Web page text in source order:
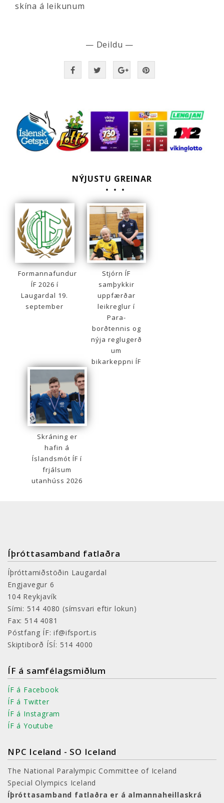
skína á leikunum
— Deildu —
NÝJUSTU GREINAR
Formannafundur
ÍF 2026 í
Laugardal 19.
september
Stjórn ÍF
samþykkir
uppfærðar
leikreglur í
Para-
borðtennis og
nýja reglugerð
um
bikarkeppni ÍF
Skráning er
hafin á
Íslandsmót ÍF í
frjálsum
utanhúss 2026
Íþróttasamband fatlaðra
Íþróttamiðstöðin Laugardal
Engjavegur 6
104 Reykjavík
Sími: 514 4080(símsvari eftir lokun)
Fax: 514 4081
Póstfang ÍF: if@ifsport.is
Skiptiborð ÍSÍ: 514 4000
ÍF á samfélagsmiðlum
ÍF á Facebook
ÍF á Twitter
ÍF á Instagram
ÍF á Youtube
NPC Iceland - SO Iceland
The National Paralympic Committee of Iceland
Special Olympics Iceland
Íþróttasamband fatlaðra er á almannaheillaskrá